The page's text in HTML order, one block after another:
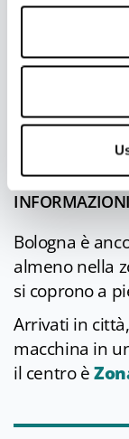
cookies only”
correct
non.
Tra le diverse
annoverano
Children’s
Wine Fair e
Bologna è
almeno nella
si coprono a
Arrivati in
macchina in
il centro è